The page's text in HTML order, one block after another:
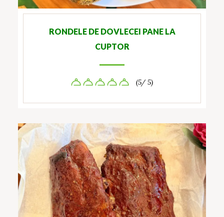
RONDELE DE DOVLECEI PANE LA
CUPTOR
(5/ 5)